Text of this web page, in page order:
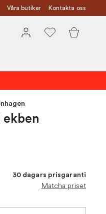
Våra butiker Kontakta oss
ekben
30 dagars prisgaranti
Matcha priset